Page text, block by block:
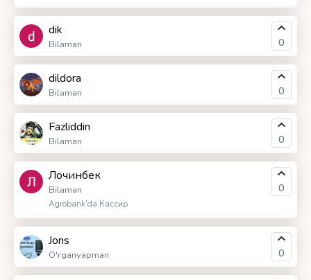
dik
Bilaman 0
dildora
Bilaman 0
Fazliddin
Bilaman 0
Лочинбек
Bilaman
Agrobank'da Кассир
0
Jons
O'rganyapman 0